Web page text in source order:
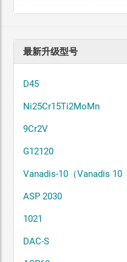
最新升级型号
D45
Ni25Cr15Ti2MoMn
9Cr2V
G12120
Vanadis-10（Vanadis 10）
ASP 2030
1021
DAC-S